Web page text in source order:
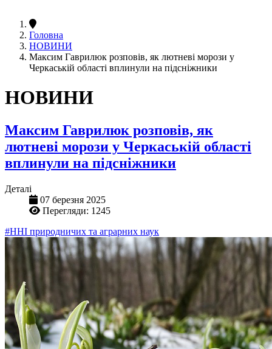
Головна
НОВИНИ
Максим Гаврилюк розповів, як лютневі морози у
Черкаській області вплинули на підсніжники
НОВИНИ
Максим Гаврилюк розповів, як
лютневі морози у Черкаській області
вплинули на підсніжники
Деталі
07 березня 2025
Перегляди: 1245
#ННІ природничих та аграрних наук